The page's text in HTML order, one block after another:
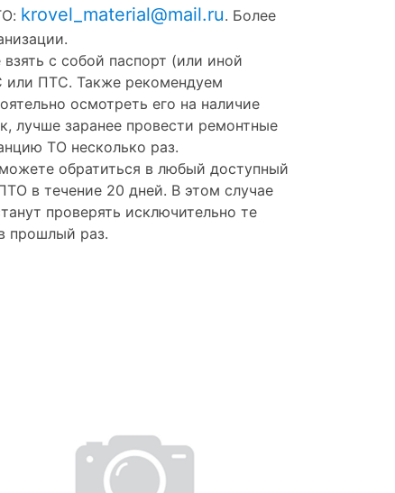
krovel_material@mail.ru. Более
с собой паспорт (или иной
или ПТС. Также рекомендуем
осмотреть его на наличие
лучше заранее провести ремонтные
ТО несколько раз.
обратиться в любый доступный
в течение 20 дней. В этом случае
проверять исключительно те
прошлый раз.